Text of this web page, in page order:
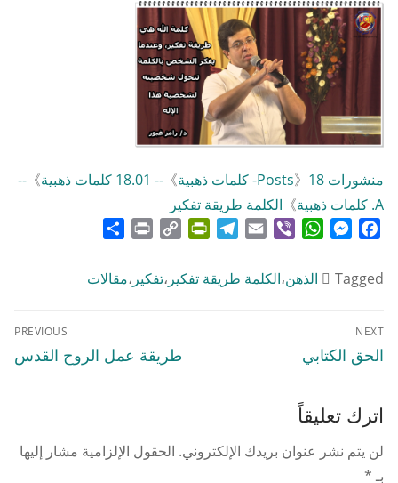
منشورات Posts 》 18- كلمات ذهبية 》 -- 18.01 كلمات ذهبية 》
--
A. كلمات ذهبية
》 الكلمة طريقة تفكير
Facebook
Messenger
WhatsApp
Viber
Email
Telegram
PrintFriendly
Copy
Print
Tagged الذهن،الكلمة طريقة تفكير ،تفكير ،مقالات
تصفّح
المقالات
PREVIOUS
Previous
طريقة عمل الروح القدس
NEXT
Next
الحق الكتابي
اترك تعليقاً
لن يتم نشر عنوان بريدك الإلكتروني. الحقول الإلزامية مشار إليها
بـ*